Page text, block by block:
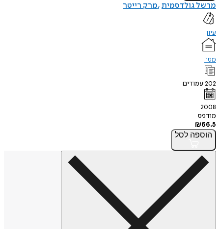
מרשל גולדסמית מרק רייטר
עיון
מטר
202עמודים
2008
מודפס
₪66.5
הוספה לסל